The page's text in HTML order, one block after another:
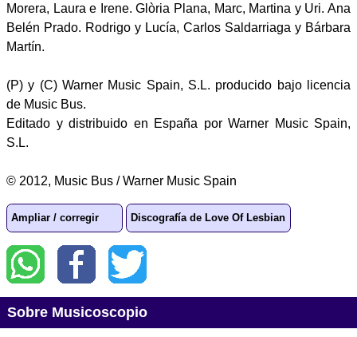
Morera, Laura e Irene. Glòria Plana, Marc, Martina y Uri. Ana
Belén Prado. Rodrigo y Lucía, Carlos Saldarriaga y Bárbara
Martín.
(P) y (C) Warner Music Spain, S.L. producido bajo licencia
de Music Bus.
Editado y distribuido en España por Warner Music Spain,
S.L.
© 2012, Music Bus / Warner Music Spain
Ampliar / corregir Discografía de Love Of Lesbian
Sobre Musicoscopio